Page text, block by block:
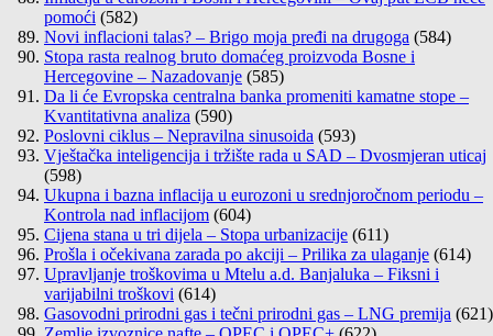
pomoći (582)
Novi inflacioni talas? – Brigo moja pređi na drugoga (584)
Stopa rasta realnog bruto domaćeg proizvoda Bosne i
Hercegovine – Nazadovanje (585)
Da li će Evropska centralna banka promeniti kamatne stope –
Kvantitativna analiza (590)
Poslovni ciklus – Nepravilna sinusoida (593)
Vještačka inteligencija i tržište rada u SAD – Dvosmjeran uticaj
(598)
Ukupna i bazna inflacija u eurozoni u srednjoročnom periodu –
Kontrola nad inflacijom (604)
Cijena stana u tri dijela – Stopa urbanizacije (611)
Prošla i očekivana zarada po akciji – Prilika za ulaganje (614)
Upravljanje troškovima u Mtelu a.d. Banjaluka – Fiksni i
varijabilni troškovi (614)
Gasovodni prirodni gas i tečni prirodni gas – LNG premija (621)